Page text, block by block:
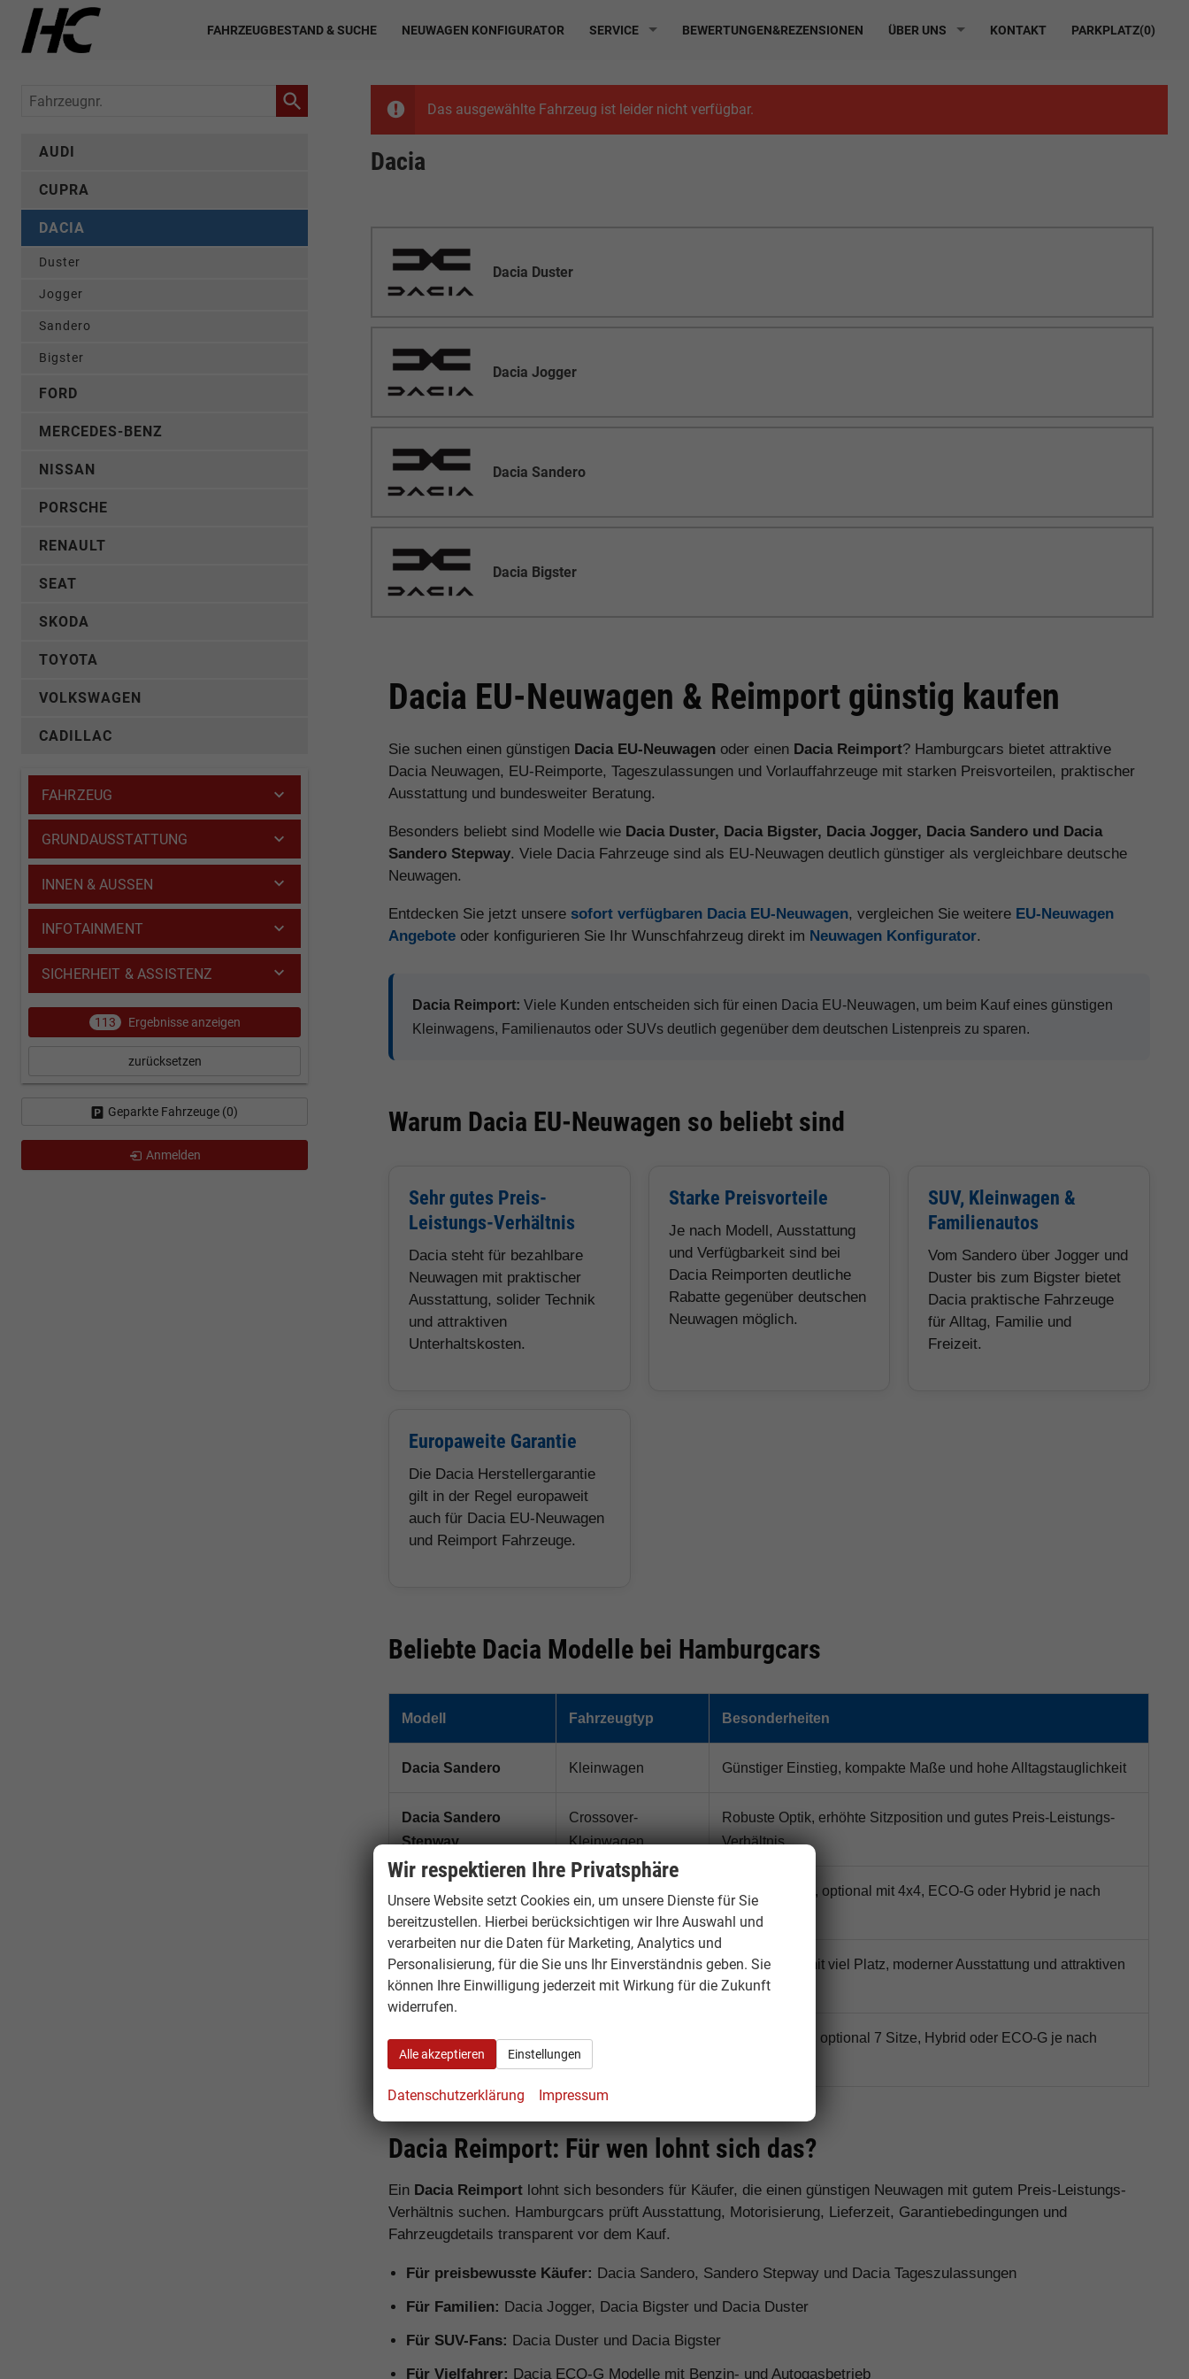
FAHRZEUGBESTAND & SUCHE NEUWAGEN KONFIGURATOR SERVICE BEWERTUNGEN&REZENSIONEN ÜBER UNS KONTAKT PARKPLATZ(0)
Das ausgewählte Fahrzeug ist leider nicht verfügbar.
Dacia
Dacia Duster
Dacia Jogger
Dacia Sandero
Dacia Bigster
Dacia EU-Neuwagen & Reimport günstig kaufen
Sie suchen einen günstigen Dacia EU-Neuwagen oder einen Dacia Reimport? Hamburgcars bietet attraktive
Dacia Neuwagen, EU-Reimporte, Tageszulassungen und Vorlauffahrzeuge mit starken Preisvorteilen, praktischer
Ausstattung und bundesweiter Beratung.
Besonders beliebt sind Modelle wie Dacia Duster, Dacia Bigster, Dacia Jogger, Dacia Sandero und Dacia
Sandero Stepway. Viele Dacia Fahrzeuge sind als EU-Neuwagen deutlich günstiger als vergleichbare deutsche
Neuwagen.
Entdecken Sie jetzt unsere sofort verfügbaren Dacia EU-Neuwagen, vergleichen Sie weitere EU-Neuwagen
Angebote oder konfigurieren Sie Ihr Wunschfahrzeug direkt im Neuwagen Konfigurator.
Dacia Reimport: Viele Kunden entscheiden sich für einen Dacia EU-Neuwagen, um beim Kauf eines günstigen
Kleinwagens, Familienautos oder SUVs deutlich gegenüber dem deutschen Listenpreis zu sparen.
Warum Dacia EU-Neuwagen so beliebt sind
Sehr gutes Preis-
Leistungs-Verhältnis
Dacia steht für bezahlbare
Neuwagen mit praktischer
Ausstattung, solider Technik
und attraktiven
Unterhaltskosten.
Starke Preisvorteile
Je nach Modell, Ausstattung
und Verfügbarkeit sind bei
Dacia Reimporten deutliche
Rabatte gegenüber deutschen
Neuwagen möglich.
SUV, Kleinwagen &
Familienautos
Vom Sandero über Jogger und
Duster bis zum Bigster bietet
Dacia praktische Fahrzeuge
für Alltag, Familie und
Freizeit.
Europaweite Garantie
Die Dacia Herstellergarantie
gilt in der Regel europaweit
auch für Dacia EU-Neuwagen
und Reimport Fahrzeuge.
Beliebte Dacia Modelle bei Hamburgcars
Modell Fahrzeugtyp Besonderheiten
Dacia Sandero Kleinwagen Günstiger Einstieg, kompakte Maße und hohe Alltagstauglichkeit
Dacia Sandero
Stepway
Crossover-
Kleinwagen
Robuste Optik, erhöhte Sitzposition und gutes Preis-Leistungs-
Verhältnis
Robustes SUV, optional mit 4x4, ECO-G oder Hybrid je nach
Angebot
Dacia Bigster Familien-SUV
Großes SUV mit viel Platz, moderner Ausstattung und attraktiven
Preisen
Dacia Jogger
Familienauto / 7-
Sitzer
Sehr viel Platz, optional 7 Sitze, Hybrid oder ECO-G je nach
Dacia Reimport: Für wen lohnt sich das?
Ein Dacia Reimport lohnt sich besonders für Käufer, die einen günstigen Neuwagen mit gutem Preis-Leistungs-
Verhältnis suchen. Hamburgcars prüft Ausstattung, Motorisierung, Lieferzeit, Garantiebedingungen und
Fahrzeugdetails transparent vor dem Kauf.
Für preisbewusste Käufer: Dacia Sandero, Sandero Stepway und Dacia Tageszulassungen
Für Familien: Dacia Jogger, Dacia Bigster und Dacia Duster
Für SUV-Fans: Dacia Duster und Dacia Bigster
Für Vielfahrer: Dacia ECO-G Modelle mit Benzin- und Autogasbetrieb
Fahrzeugnr.
AUDI
CUPRA
DACIA
Duster
Jogger
Sandero
Bigster
FORD
MERCEDES-BENZ
NISSAN
PORSCHE
RENAULT
SEAT
SKODA
TOYOTA
VOLKSWAGEN
CADILLAC
FAHRZEUG
GRUNDAUSSTATTUNG
INNEN & AUSSEN
INFOTAINMENT
SICHERHEIT & ASSISTENZ
113 Ergebnisse anzeigen
zurücksetzen
Geparkte Fahrzeuge (0)
Anmelden
Wir respektieren Ihre Privatsphäre
Unsere Website setzt Cookies ein, um unsere Dienste für Sie
bereitzustellen. Hierbei berücksichtigen wir Ihre Auswahl und
verarbeiten nur die Daten für Marketing, Analytics und
Personalisierung, für die Sie uns Ihr Einverständnis geben. Sie
können Ihre Einwilligung jederzeit mit Wirkung für die Zukunft
widerrufen.
Alle akzeptieren Einstellungen
Datenschutzerklärung Impressum